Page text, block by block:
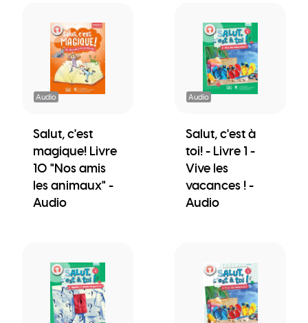
Audio
Salut, c'est
magique! Livre
10 "Nos amis
les animaux" -
Audio
Audio
Salut, c'est à
toi! - Livre 1 -
Vive les
vacances ! -
Audio